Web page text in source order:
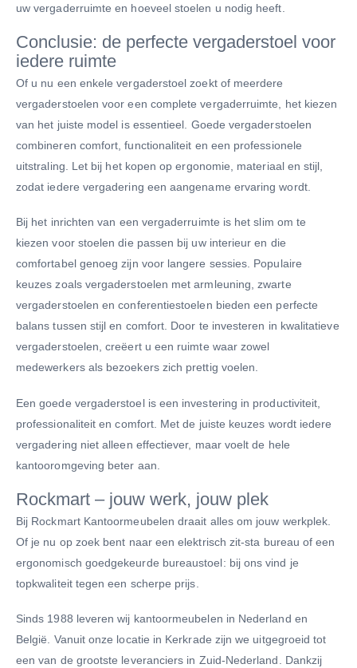
uw vergaderruimte en hoeveel stoelen u nodig heeft.
Conclusie: de perfecte vergaderstoel voor
iedere ruimte
Of u nu een enkele vergaderstoel zoekt of meerdere
vergaderstoelen voor een complete vergaderruimte, het kiezen
van het juiste model is essentieel. Goede vergaderstoelen
combineren comfort, functionaliteit en een professionele
uitstraling. Let bij het kopen op ergonomie, materiaal en stijl,
zodat iedere vergadering een aangename ervaring wordt.
Bij het inrichten van een vergaderruimte is het slim om te
kiezen voor stoelen die passen bij uw interieur en die
comfortabel genoeg zijn voor langere sessies. Populaire
keuzes zoals vergaderstoelen met armleuning, zwarte
vergaderstoelen en conferentiestoelen bieden een perfecte
balans tussen stijl en comfort. Door te investeren in kwalitatieve
vergaderstoelen, creëert u een ruimte waar zowel
medewerkers als bezoekers zich prettig voelen.
Een goede vergaderstoel is een investering in productiviteit,
professionaliteit en comfort. Met de juiste keuzes wordt iedere
vergadering niet alleen effectiever, maar voelt de hele
kantooromgeving beter aan.
Rockmart – jouw werk, jouw plek
Bij Rockmart Kantoormeubelen draait alles om jouw werkplek.
Of je nu op zoek bent naar een elektrisch zit-sta bureau of een
ergonomisch goedgekeurde bureaustoel: bij ons vind je
topkwaliteit tegen een scherpe prijs.
Sinds 1988 leveren wij kantoormeubelen in Nederland en
België. Vanuit onze locatie in Kerkrade zijn we uitgegroeid tot
een van de grootste leveranciers in Zuid-Nederland. Dankzij